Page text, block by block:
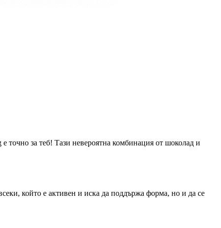
точно за теб! Тази невероятна комбинация от шоколад и
който е активен и иска да поддържа форма, но и да се